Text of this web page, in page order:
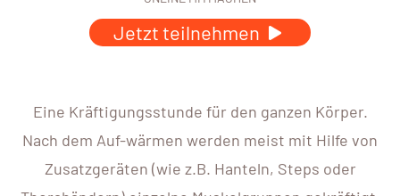
Jetzt teilnehmen
Eine Kräftigungsstunde für den ganzen Körper.
Nach dem Auf-wärmen werden meist mit Hilfe von
Zusatzgeräten (wie z.B. Hanteln, Steps oder